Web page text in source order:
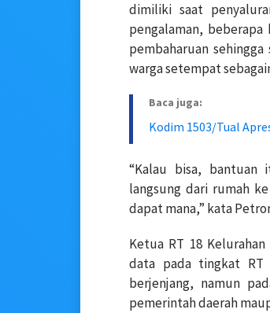
dimiliki saat
pengalaman,
pembaharuan
warga setempat
Baca juga:
Kodim 1503/Tual
“Kalau bisa, bantuan
langsung dari rumah
dapat mana,” kata
Ketua RT 18
data pada tingkat RT
berjenjang, namun
pemerintah daerah